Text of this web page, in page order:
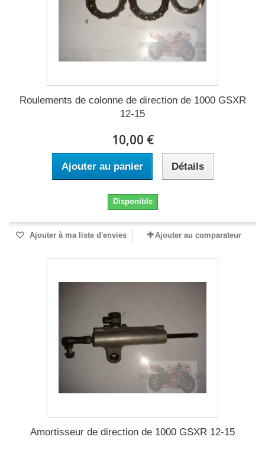
Roulements de colonne de direction de 1000 GSXR
12-15
10,00 €
Ajouter au panier Détails
Disponible
Ajouter à ma liste d'envies Ajouter au comparateur
Amortisseur de direction de 1000 GSXR 12-15